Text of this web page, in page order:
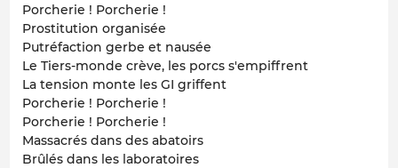
Porcherie ! Porcherie !
Prostitution organisée
Putréfaction gerbe et nausée
Le Tiers-monde crève, les porcs s'empiffrent
La tension monte les GI griffent
Porcherie ! Porcherie !
Porcherie ! Porcherie !
Massacrés dans des abatoirs
Brûlés dans les laboratoires